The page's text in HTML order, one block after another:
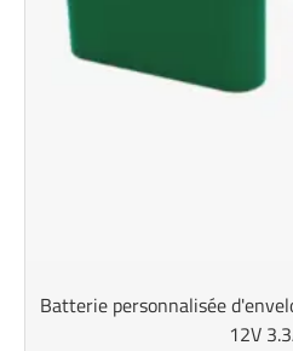
Batterie personnalisée
12V